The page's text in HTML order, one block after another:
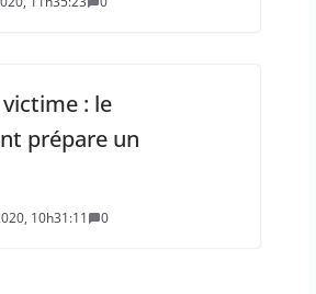
victime : le
prépare un
10h31:11 0